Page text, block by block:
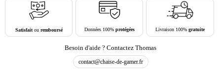
Satisfaitou remboursé Données 100% protégées Livraison 100%gratuite
Besoin d'aide ? Contactez Thomas
contact@chaise-de-gamer.fr